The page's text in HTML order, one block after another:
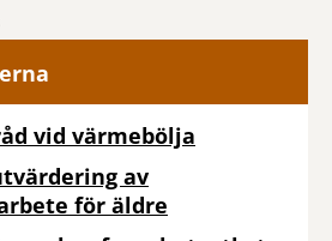
vid värmebölja
av
för äldre